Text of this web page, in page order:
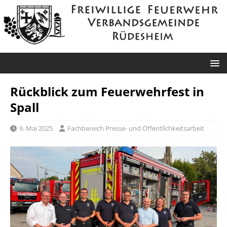
Rückblick zum Feuerwehrfest in
Spall
9. Mai 2025 Fachbereich Presse- und Öffentlichkeitsarbeit